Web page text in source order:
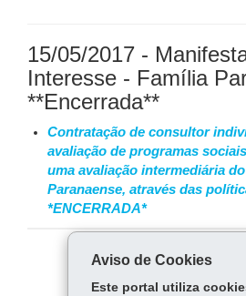
15/05/2017 -
Interesse - Família
**Encerrada**
Contratação de consultor
avaliação de programas
uma avaliação intermediária
Paranaense, através das
*ENCERRADA*
COMPARTILHE:
Aviso de Cookies
Este portal utiliza